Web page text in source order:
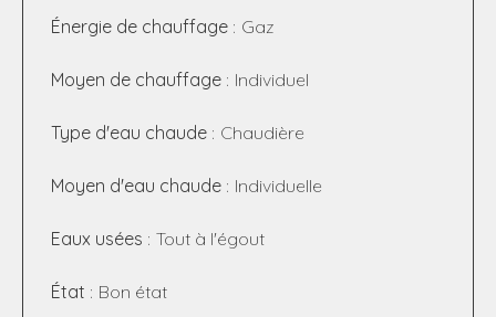
Énergie de chauffage Gaz
Moyen de chauffage Individuel
Type d'eau chaude Chaudière
Moyen d'eau chaude Individuelle
Eaux usées Tout à l'égout
État Bon état